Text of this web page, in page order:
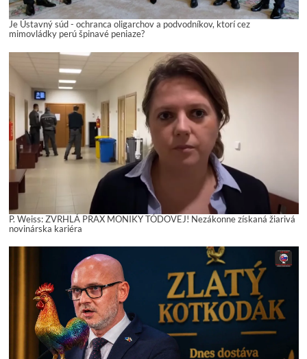
Je Ústavný súd - ochranca oligarchov a podvodníkov, ktorí cez
mimovládky perú špinavé peniaze?
P. Weiss: ZVRHLÁ PRAX MONIKY TÓDOVEJ! Nezákonne získaná žiarivá
novinárska kariéra